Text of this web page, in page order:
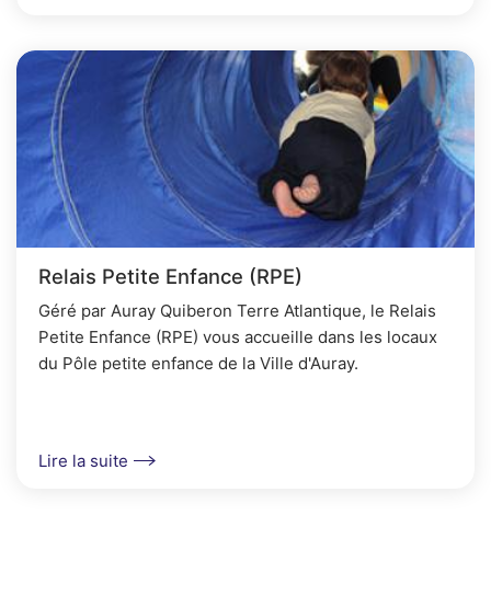
Relais Petite Enfance (RPE)
Géré par Auray Quiberon Terre Atlantique, le Relais
Petite Enfance (RPE) vous accueille dans les locaux
du Pôle petite enfance de la Ville d'Auray.
Lire la suite